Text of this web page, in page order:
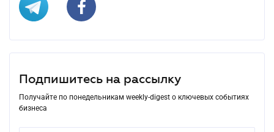
Подпишитесь на рассылку
Получайте по понедельникам weekly-digest о ключевых событиях
бизнеса